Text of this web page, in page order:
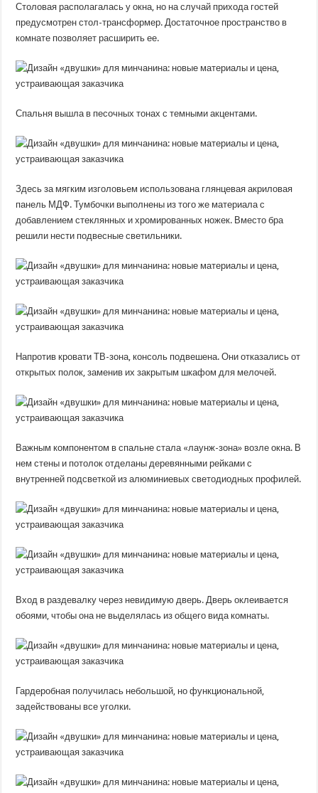
Столовая располагалась у окна, но на случай прихода гостей
предусмотрен стол-трансформер. Достаточное пространство в
комнате позволяет расширить ее.
Спальня вышла в песочных тонах с темными акцентами.
Здесь за мягким изголовьем использована глянцевая акриловая
панель МДФ. Тумбочки выполнены из того же материала с
добавлением стеклянных и хромированных ножек. Вместо бра
решили нести подвесные светильники.
Напротив кровати ТВ-зона, консоль подвешена. Они отказались от
открытых полок, заменив их закрытым шкафом для мелочей.
Важным компонентом в спальне стала «лаунж-зона» возле окна. В
нем стены и потолок отделаны деревянными рейками с
внутренней подсветкой из алюминиевых светодиодных профилей.
Вход в раздевалку через невидимую дверь. Дверь оклеивается
обоями, чтобы она не выделялась из общего вида комнаты.
Гардеробная получилась небольшой, но функциональной,
задействованы все уголки.